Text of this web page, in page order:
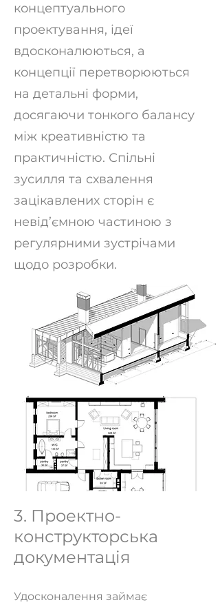
концептуального
проектування, ідеї
вдосконалюються, а
концепції перетворюються
на детальні форми,
досягаючи тонкого балансу
між креативністю та
практичністю. Спільні
зусилля та схвалення
зацікавлених сторін є
невід’ємною частиною з
регулярними зустрічами
щодо розробки.
3. Проектно-
конструкторська
документація
Удосконалення займає